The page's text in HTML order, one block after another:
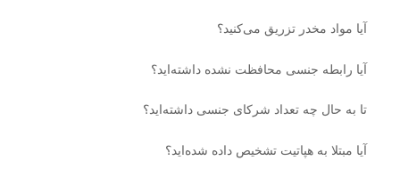
آیا مواد مخدر تزریق می‌کنید؟
آیا رابطه جنسی محافظت نشده داشته‌اید؟
تا به حال چه تعداد شرکای جنسی داشته‌اید؟
آیا مبتلا به هپاتیت تشخیص داده شده‌اید؟